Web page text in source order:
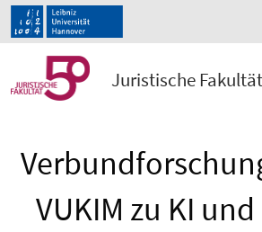
Juristische Fakultät
VUKIM zu KI